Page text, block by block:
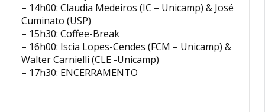
– 14h00: Claudia Medeiros (IC – Unicamp) & José
Cuminato (USP)
– 15h30: Coffee-Break
– 16h00: Iscia Lopes-Cendes (FCM – Unicamp) &
Walter Carnielli (CLE -Unicamp)
– 17h30: ENCERRAMENTO